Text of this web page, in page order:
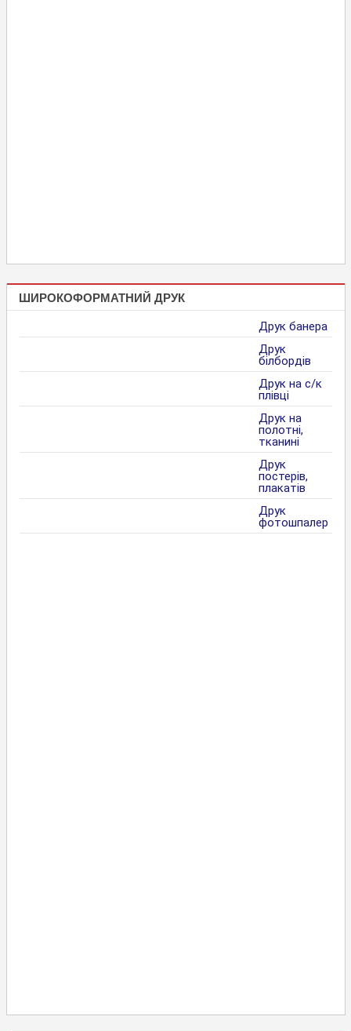
ШИРОКОФОРМАТНИЙ ДРУК
Друк банера
Друк
білбордів
Друк на с/к
плівці
Друк на
полотні,
тканині
Друк
постерів,
плакатів
Друк
фотошпалер